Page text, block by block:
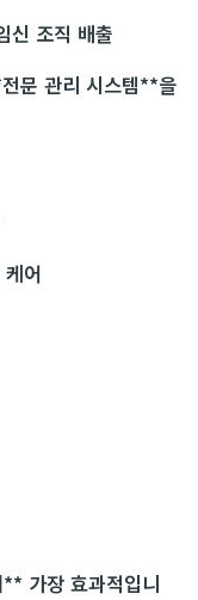
조직 배출
문 관리 시스템**을
어
가장 효과적입니